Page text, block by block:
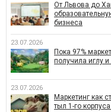
От Львова до
бизнеса
23.07.2026
Пока 97%
получила иглу и
23.07.2026
Маркетинг как
тыл 1-го